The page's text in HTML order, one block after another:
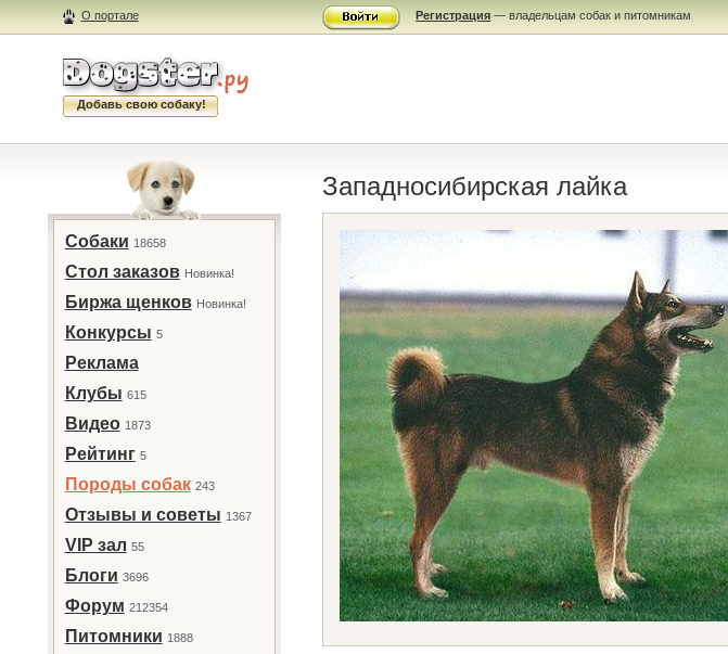
О портале Регистрация — владельцам собак и питомникам
Добавь свою собаку!
Собаки 18658
Стол заказов Новинка!
Биржа щенков Новинка!
Конкурсы 5
Реклама
Клубы 615
Видео 1873
Рейтинг 5
Породы собак 243
Отзывы и советы 1367
VIP зал 55
Блоги 3696
Форум 212354
Питомники 1888
Западносибирская лайка